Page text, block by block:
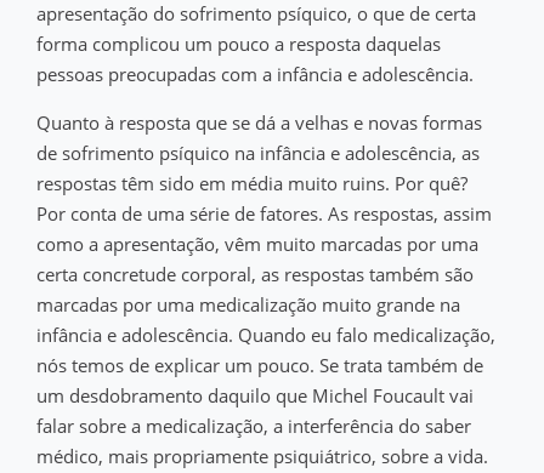
apresentação do sofrimento psíquico, o que de certa
forma complicou um pouco a resposta daquelas
pessoas preocupadas com a infância e adolescência.
Quanto à resposta que se dá a velhas e novas formas
de sofrimento psíquico na infância e adolescência, as
respostas têm sido em média muito ruins. Por quê?
Por conta de uma série de fatores. As respostas, assim
como a apresentação, vêm muito marcadas por uma
certa concretude corporal, as respostas também são
marcadas por uma medicalização muito grande na
infância e adolescência. Quando eu falo medicalização,
nós temos de explicar um pouco. Se trata também de
um desdobramento daquilo que Michel Foucault vai
falar sobre a medicalização, a interferência do saber
médico, mais propriamente psiquiátrico, sobre a vida.